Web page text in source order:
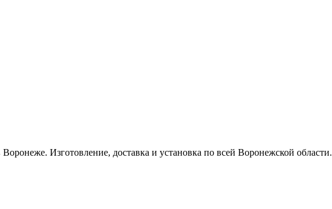
Изготовление, доставка и установка по всей Воронежской области.